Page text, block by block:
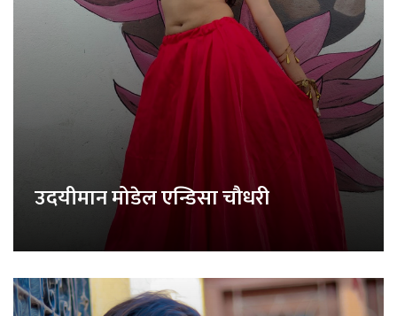
उदयीमान मोडेल एन्डिसा चौधरी